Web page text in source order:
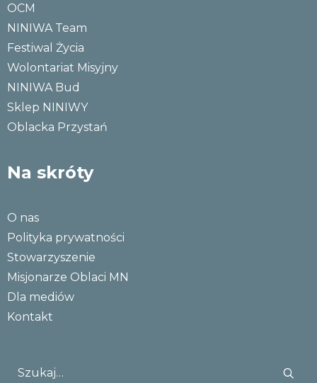
OCM
NINIWA Team
Festiwal Życia
Wolontariat Misyjny
NINIWA Bud
Sklep NINIWY
Oblacka Przystań
Na skróty
O nas
Polityka prywatności
Stowarzyszenie
Misjonarze Oblaci MN
Dla mediów
Kontakt